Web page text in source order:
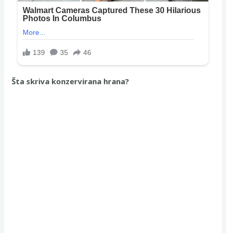
Šta skriva konzervirana hrana?